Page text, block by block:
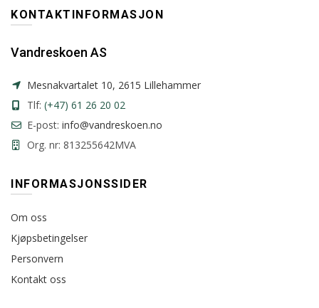
KONTAKTINFORMASJON
Vandreskoen AS
Mesnakvartalet 10, 2615 Lillehammer
Tlf: (+47) 61 26 20 02
E-post: info@vandreskoen.no
Org. nr: 813255642MVA
INFORMASJONSSIDER
Om oss
Kjøpsbetingelser
Personvern
Kontakt oss